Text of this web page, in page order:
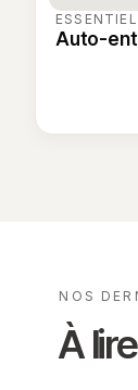
ESSENTIEL
Auto-
NOS
À